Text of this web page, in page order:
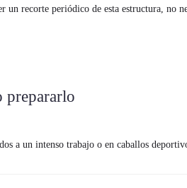
un recorte periódico de esta estructura, no
prepararlo
a un intenso trabajo o en caballos